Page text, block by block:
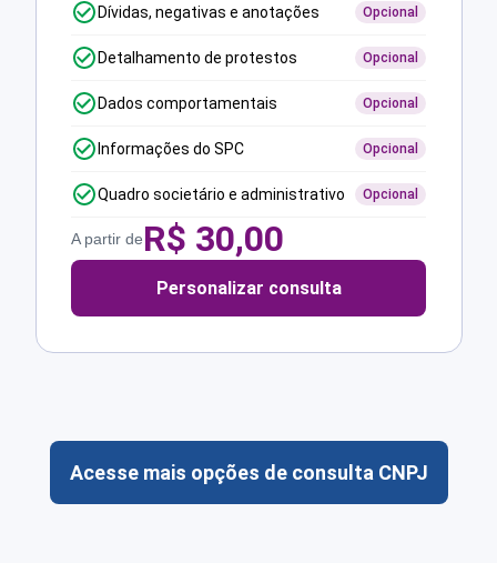
Dívidas, negativas e anotações Opcional
Detalhamento de protestos Opcional
Dados comportamentais Opcional
Informações do SPC Opcional
Quadro societário e administrativo Opcional
A partir deR$ 30,00
Personalizar consulta
Acesse mais opções de consulta CNPJ